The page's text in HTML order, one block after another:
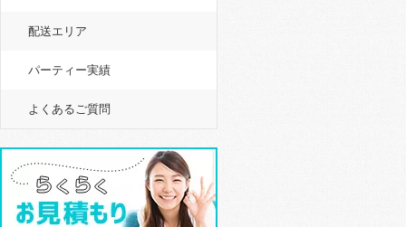
配送エリア
パーティー実績
よくあるご質問